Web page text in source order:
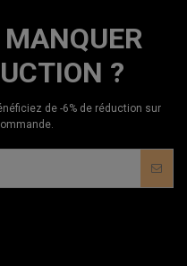
?
de -6% de réduction sur